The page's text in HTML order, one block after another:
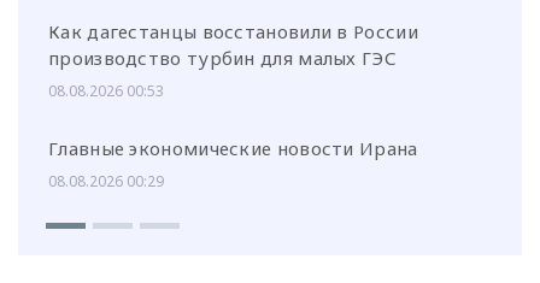
Как дагестанцы восстановили в России
производство турбин для малых ГЭС
08.08.2026 00:53
Главные экономические новости Ирана
08.08.2026 00:29